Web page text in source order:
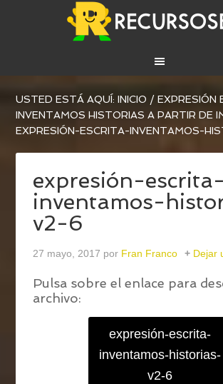
USTED ESTÁ AQUÍ:INICIO / EXPRESIÓN
INVENTAMOS HISTORIAS A PARTIR DE
EXPRESIÓN-ESCRITA-INVENTAMOS-
expresión-escrita-
inventamos-
v2-6
27 mayo, 2017 por Fran Franco Dejar
Pulsa sobre el enlace para
archivo:
expresión-escrita-
inventamos-historias-
v2-6